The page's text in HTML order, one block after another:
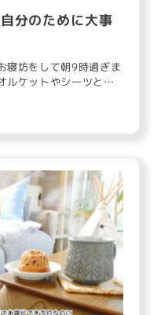
分のために大事
寝坊をして朝9時過ぎま
ルケットやシーツとい